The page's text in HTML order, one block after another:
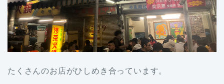
たくさんのお店がひしめき合っています。